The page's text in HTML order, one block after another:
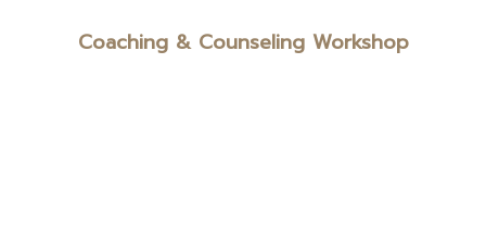
Coaching & Counseling Workshop